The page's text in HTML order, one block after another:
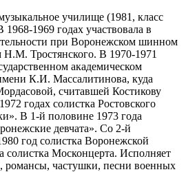
училище (1981, класс
1969 годах участвовала в
при Воронежском шинном
Н.М. Тростянского. В 1970-1971
академическом
К.И. Массалитинова, куда
считавшей Костикову
годах солистка Ростовского
В 1-й половине 1973 года
девчата». Со 2-й
год солистка Воронежской
Москонцерта. Исполняет
романсы, частушки, песни военных